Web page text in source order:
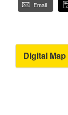
Email
Digital Map